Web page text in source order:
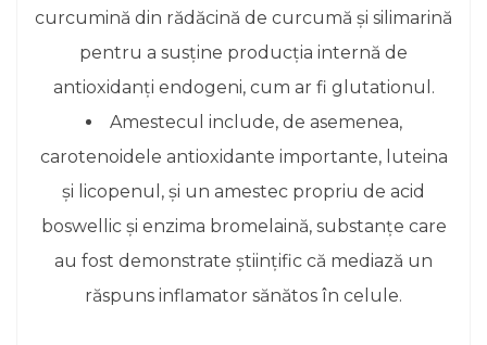
curcumină din rădăcină de curcumă și silimarină
pentru a susține producția internă de
antioxidanți endogeni, cum ar fi glutationul.
Amestecul include, de asemenea,
carotenoidele antioxidante importante, luteina
și licopenul, și un amestec propriu de acid
boswellic și enzima bromelaină, substanțe care
au fost demonstrate științific că mediază un
răspuns inflamator sănătos în celule.